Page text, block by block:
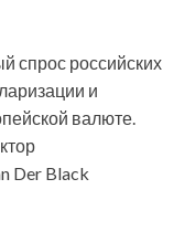
спрос российских
и
валюте.
Der Black